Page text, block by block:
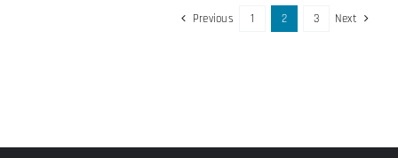
Previous 1 2 3 Next